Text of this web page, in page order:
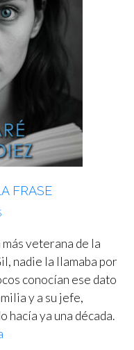
FRASE
más veterana de la
nadie la llamaba por
conocían ese dato
y a su jefe,
hacía ya una década.